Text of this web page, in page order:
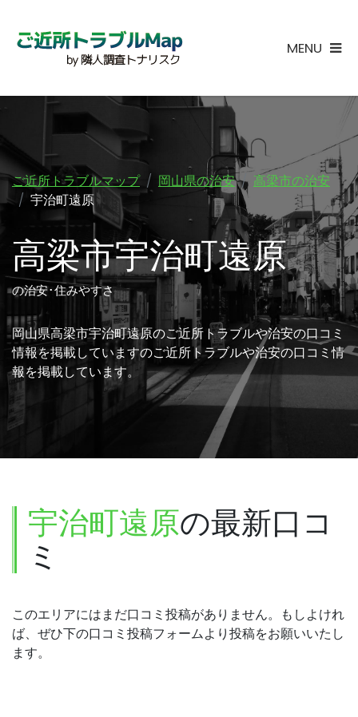
MENU
ご近所トラブルマップ 岡山県の治安
高梁市の治安
宇治町遠原
高梁市宇治町遠原
の治安･住みやすさ
岡山県高梁市宇治町遠原のご近所トラブルや治安の口コミ
情報を掲載していますのご近所トラブルや治安の口コミ情
報を掲載しています。
宇治町遠原の最新口コ
ミ
このエリアにはまだ口コミ投稿がありません。もしよけれ
ば、ぜひ下の口コミ投稿フォームより投稿をお願いいたし
ます。